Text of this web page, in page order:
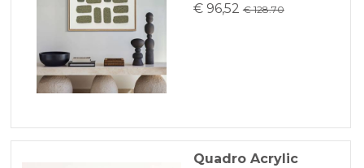
€ 96,52 € 128.70
Quadro Acrylic